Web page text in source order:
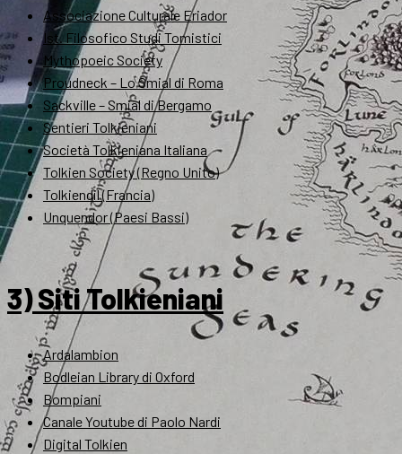
Associazione Culturale Eriador
Ist. Filosofico Studi Tomistici
Mythopoeic Society
Proudneck – Lo Smial di Roma
Sackville – Smial di Bergamo
Sentieri Tolkieniani
Società Tolkieniana Italiana
Tolkien Society (Regno Unito)
Tolkiendil (Francia)
Unquendor (Paesi Bassi)
3) Siti Tolkieniani
Ardalambion
Bodleian Library di Oxford
Bompiani
Canale Youtube di Paolo Nardi
Digital Tolkien